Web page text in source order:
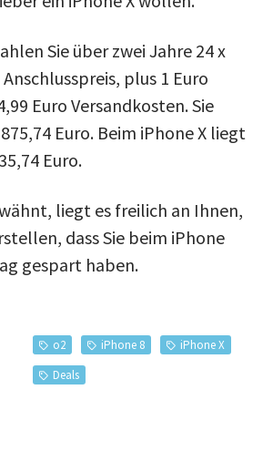
Sie über zwei Jahre 24 x
plus 1 Euro
Euro Versandkosten. Sie
Euro. Beim iPhone X liegt
Euro.
liegt es freilich an Ihnen,
dass Sie beim iPhone
gespart haben.
o2 iPhone 8
iPhone X
Deals